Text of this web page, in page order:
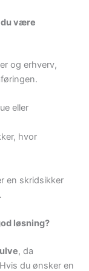
du være
og erhverv,
eller
hvor
en skridsikker
løsning?
, da
du ønsker en